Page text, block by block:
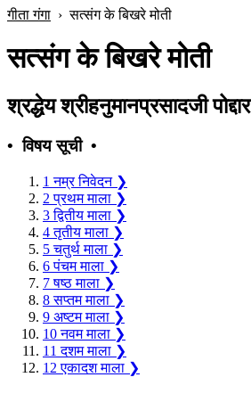
गीता गंगा ›सत्संग के बिखरे मोती
सत्संग के बिखरे मोती
श्रद्धेय श्रीहनुमानप्रसादजी पोद्दार
• विषय सूची •
1 नम्र निवेदन ❯
2 प्रथम माला ❯
3 द्वितीय माला ❯
4 तृतीय माला ❯
5 चतुर्थ माला ❯
6 पंचम माला ❯
7 षष्ठ माला ❯
8 सप्तम माला ❯
9 अष्टम माला ❯
10 नवम माला ❯
11 दशम माला ❯
12 एकादश माला ❯